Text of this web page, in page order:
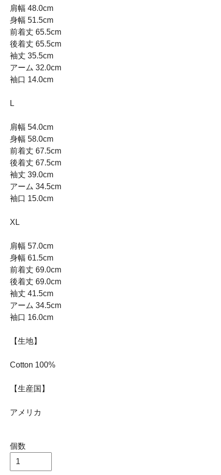
肩幅 48.0cm
身幅 51.5cm
前着丈 65.5cm
後着丈 65.5cm
袖丈 35.5cm
アーム 32.0cm
袖口 14.0cm
L
肩幅 54.0cm
身幅 58.0cm
前着丈 67.5cm
後着丈 67.5cm
袖丈 39.0cm
アーム 34.5cm
袖口 15.0cm
XL
肩幅 57.0cm
身幅 61.5cm
前着丈 69.0cm
後着丈 69.0cm
袖丈 41.5cm
アーム 34.5cm
袖口 16.0cm
【生地】
Cotton 100%
【生産国】
アメリカ
個数